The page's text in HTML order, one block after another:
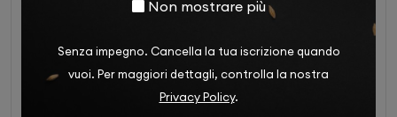
Non mostrare più
Senza impegno. Cancella la tua iscrizione quando
vuoi. Per maggiori dettagli, controlla la nostra
Privacy Policy.
per lavorare più velocemente
nei mesi estivi: come
proteggere ingredienti,
preparazioni e produttività
Come organizzare un
laboratorio professionale
piccolo ma efficiente